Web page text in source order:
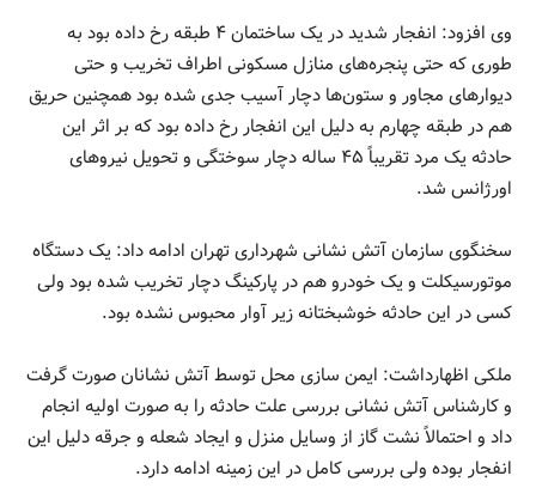
وی افزود: انفجار شدید در یک ساختمان ۴ طبقه رخ داده بود به
طوری که حتی پنجره‌های منازل مسکونی اطراف تخریب و حتی
دیوارهای مجاور و ستون‌ها دچار آسیب جدی شده بود همچنین حریق
هم در طبقه چهارم به دلیل این انفجار رخ داده بود که بر اثر این
حادثه یک مرد تقریباً ۴۵ ساله دچار سوختگی و تحویل نیروهای
اورژانس شد.
سخنگوی سازمان آتش نشانی شهرداری تهران ادامه داد: یک دستگاه
موتورسیکلت و یک خودرو هم در پارکینگ دچار تخریب شده بود ولی
کسی در این حادثه خوشبختانه زیر آوار محبوس نشده بود.
ملکی اظهارداشت: ایمن سازی محل توسط آتش نشانان صورت گرفت
و کارشناس آتش نشانی بررسی علت حادثه را به صورت اولیه انجام
داد و احتمالاً نشت گاز از وسایل منزل و ایجاد شعله و جرقه دلیل این
انفجار بوده ولی بررسی کامل در این زمینه ادامه دارد.